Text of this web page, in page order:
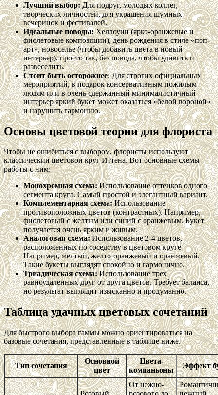
Лучший выбор:Для подруг, молодых коллег,
творческих личностей, для украшения шумных
вечеринок и фестивалей.
Идеальные поводы:Хеллоуин (ярко-оранжевые и
фиолетовые композиции), день рождения в стиле «поп-
арт», новоселье (чтобы добавить цвета в новый
интерьер), просто так, без повода, чтобы удивить и
развеселить.
Стоит быть осторожнее:Для строгих официальных
мероприятий, в подарок консервативным пожилым
людям или в очень сдержанный минималистичный
интерьер яркий букет может оказаться «белой вороной»
и нарушить гармонию.
Основы цветовой теории для флориста
Чтобы не ошибиться с выбором, флористы используют
классический цветовой круг Иттена. Вот основные схемы
работы с ним:
Монохромная схема:Использование оттенков одного
сегмента круга. Самый простой и элегантный вариант.
Комплементарная схема:Использование
противоположных цветов (контрастных). Например,
фиолетовый с желтым или синий с оранжевым. Букет
получается очень ярким и живым.
Аналоговая схема:Использование 2-4 цветов,
расположенных по соседству в цветовом круге.
Например, желтый, желто-оранжевый и оранжевый.
Такие букеты выглядят спокойно и гармонично.
Триадическая схема:Использование трех
равноудаленных друг от друга цветов. Требует баланса,
но результат выглядит изысканно и продуманно.
Таблица удачных цветовых сочетаний
Для быстрого выбора гаммы можно ориентироваться на
базовые сочетания, представленные в таблице ниже.
Тип сочетания
Основной
цвет
Цвета-
компаньоны
Эффект
От нежно-